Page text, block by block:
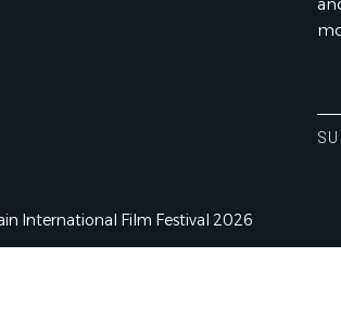
International Film Festival 2026